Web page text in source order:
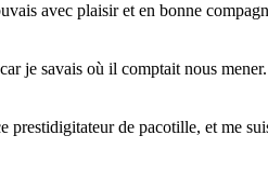
avec plaisir et en bonne
je savais où il comptait nous mener.
prestidigitateur de pacotille, et me